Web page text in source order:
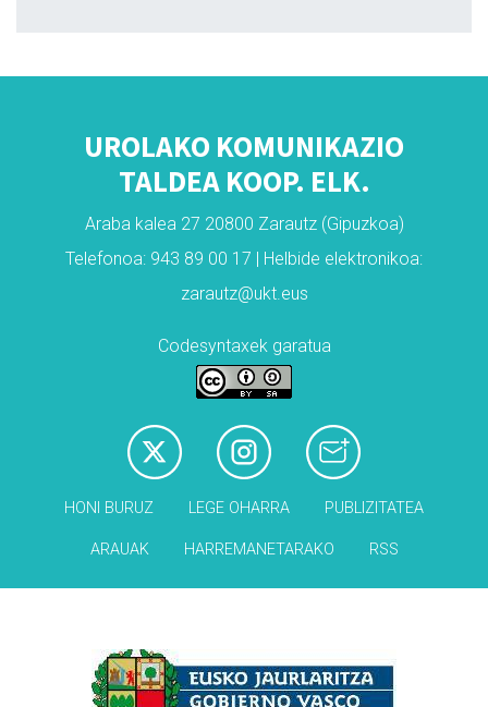
UROLAKO KOMUNIKAZIO
TALDEA KOOP. ELK.
Araba kalea 27 20800 Zarautz (Gipuzkoa)
Telefonoa: 943 89 00 17 | Helbide elektronikoa:
zarautz@ukt.eus
Codesyntaxek garatua
HONI BURUZ LEGE OHARRA PUBLIZITATEA
ARAUAK HARREMANETARAKO RSS